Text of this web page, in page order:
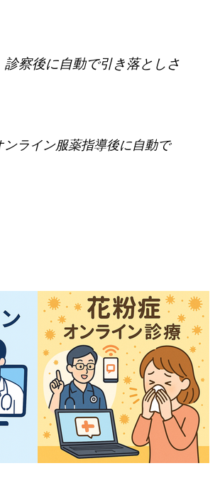
察後に自動で引き落としさ
ライン服薬指導後に自動で